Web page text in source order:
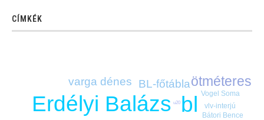
CÍMKÉK
bl
Erdélyi Balázs
ötméteres
BL-főtábla
varga dénes
Bátori Bence
vlv-interjú
Vogel Soma
u20